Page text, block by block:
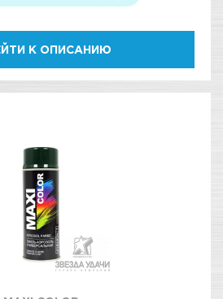
К ОПИСАНИЮ